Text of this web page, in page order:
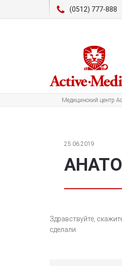
(0512) 777-888
Медицинский центр
25.06.2019
Здравствуйте,
сделали.